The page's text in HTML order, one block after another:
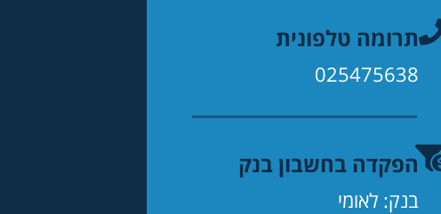
תרומה טלפונית
025475638
הפקדה בחשבון בנק
בנק: לאומי